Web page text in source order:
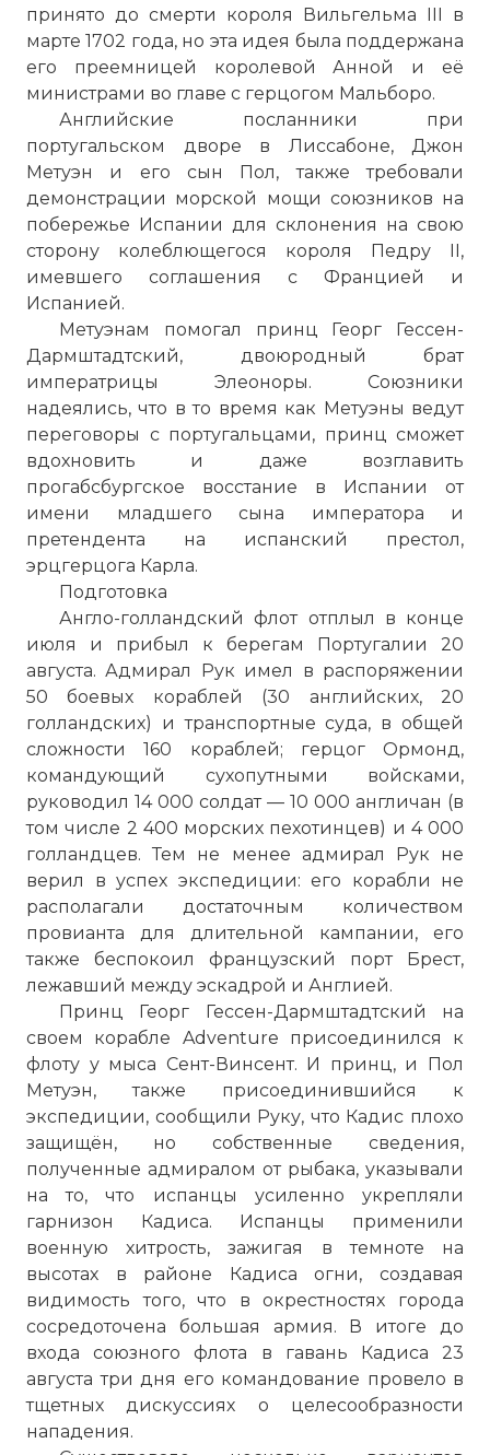
принято до смерти короля Вильгельма III в
марте 1702 года, но эта идея была поддержана
его преемницей королевой Анной и её
министрами во главе с герцогом Мальборо.
Английские посланники при
португальском дворе в Лиссабоне, Джон
Метуэн и его сын Пол, также требовали
демонстрации морской мощи союзников на
побережье Испании для склонения на свою
сторону колеблющегося короля Педру II,
имевшего соглашения с Францией и
Испанией.
Метуэнам помогал принц Георг Гессен-
Дармштадтский, двоюродный брат
императрицы Элеоноры. Союзники
надеялись, что в то время как Метуэны ведут
переговоры с португальцами, принц сможет
вдохновить и даже возглавить
прогабсбургское восстание в Испании от
имени младшего сына императора и
претендента на испанский престол,
эрцгерцога Карла.
Подготовка
Англо-голландский флот отплыл в конце
июля и прибыл к берегам Португалии 20
августа. Адмирал Рук имел в распоряжении
50 боевых кораблей (30 английских, 20
голландских) и транспортные суда, в общей
сложности 160 кораблей; герцог Ормонд,
командующий сухопутными войсками,
руководил 14 000 солдат — 10 000 англичан (в
том числе 2 400 морских пехотинцев) и 4 000
голландцев. Тем не менее адмирал Рук не
верил в успех экспедиции: его корабли не
располагали достаточным количеством
провианта для длительной кампании, его
также беспокоил французский порт Брест,
лежавший между эскадрой и Англией.
Принц Георг Гессен-Дармштадтский на
своем корабле Adventure присоединился к
флоту у мыса Сент-Винсент. И принц, и Пол
Метуэн, также присоединившийся к
экспедиции, сообщили Руку, что Кадис плохо
защищён, но собственные сведения,
полученные адмиралом от рыбака, указывали
на то, что испанцы усиленно укрепляли
гарнизон Кадиса. Испанцы применили
военную хитрость, зажигая в темноте на
высотах в районе Кадиса огни, создавая
видимость того, что в окрестностях города
сосредоточена большая армия. В итоге до
входа союзного флота в гавань Кадиса 23
августа три дня его командование провело в
тщетных дискуссиях о целесообразности
нападения.